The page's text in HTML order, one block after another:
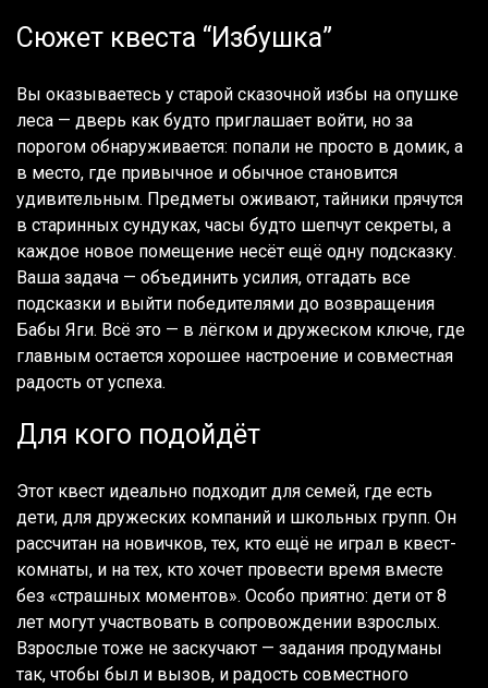
Сюжет квеста “Избушка”
Вы оказываетесь у старой сказочной избы на опушке
леса — дверь как будто приглашает войти, но за
порогом обнаруживается: попали не просто в домик, а
в место, где привычное и обычное становится
удивительным. Предметы оживают, тайники прячутся
в старинных сундуках, часы будто шепчут секреты, а
каждое новое помещение несёт ещё одну подсказку.
Ваша задача — объединить усилия, отгадать все
подсказки и выйти победителями до возвращения
Бабы Яги. Всё это — в лёгком и дружеском ключе, где
главным остается хорошее настроение и совместная
радость от успеха.
Для кого подойдёт
Этот квест идеально подходит для семей, где есть
дети, для дружеских компаний и школьных групп. Он
рассчитан на новичков, тех, кто ещё не играл в квест-
комнаты, и на тех, кто хочет провести время вместе
без «страшных моментов». Особо приятно: дети от 8
лет могут участвовать в сопровождении взрослых.
Взрослые тоже не заскучают — задания продуманы
так, чтобы был и вызов, и радость совместного